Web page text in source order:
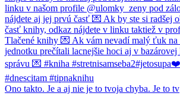
Ono takto. Je a aj nie je to tvoja chyba. Je to tv